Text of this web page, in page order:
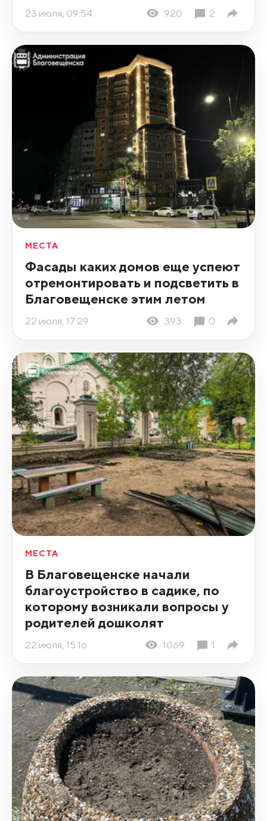
23 июля, 09:54 920 2
МЕСТА
Фасады каких домов еще успеют
отремонтировать и подсветить в
Благовещенске этим летом
22 июля, 17:29 393 0
МЕСТА
В Благовещенске начали
благоустройство в садике, по
которому возникали вопросы у
родителей дошколят
22 июля, 15:16 1069 1